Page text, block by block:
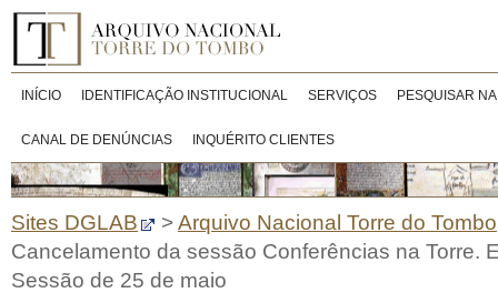
INÍCIO IDENTIFICAÇÃO INSTITUCIONAL SERVIÇOS PESQUISAR
CANAL DE DENÚNCIAS INQUÉRITO CLIENTES
Sites DGLAB >Arquivo Nacional Torre do Tombo
Cancelamento da sessão Conferências na Torre.
Sessão de 25 de maio